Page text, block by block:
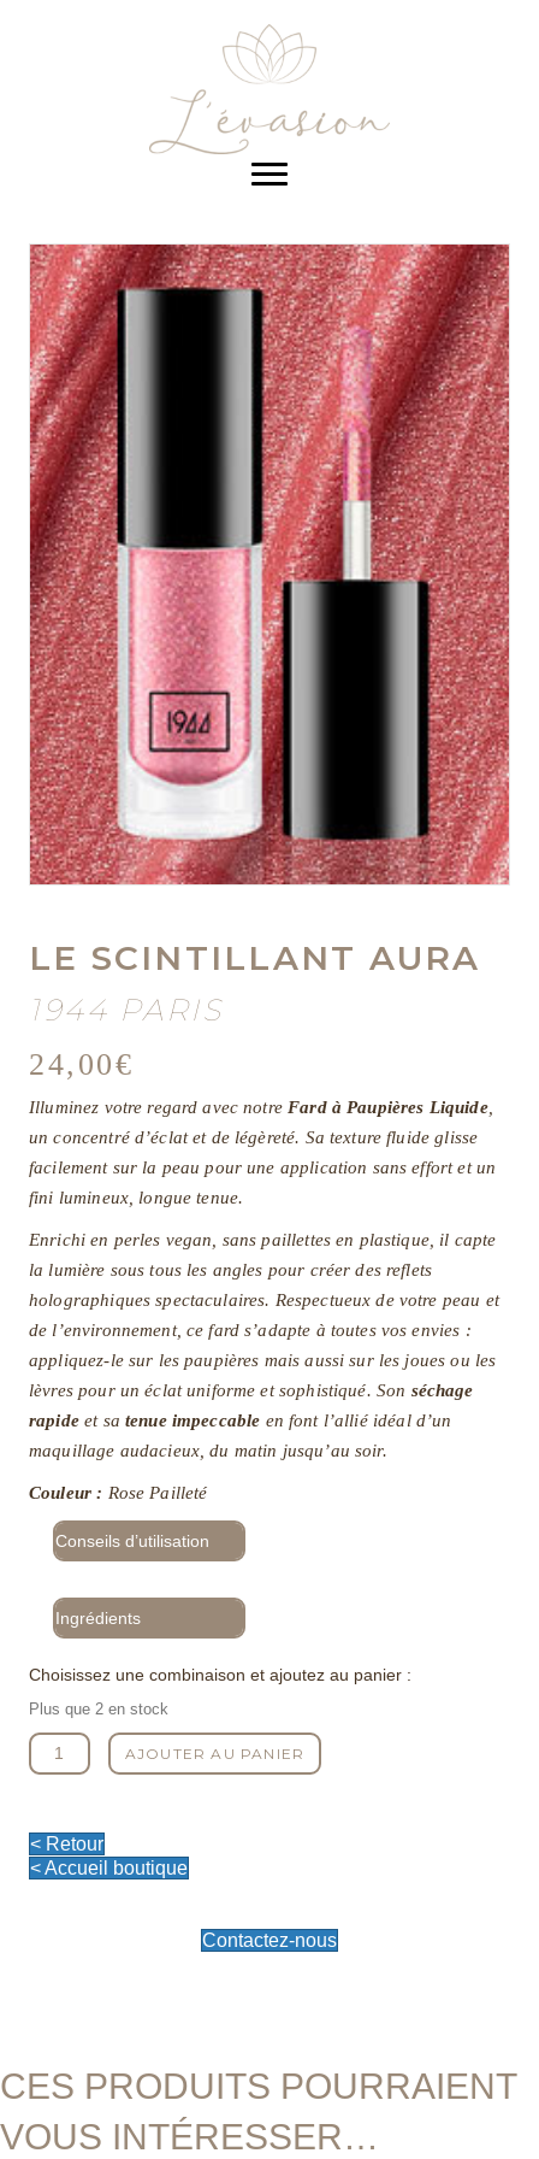
LE SCINTILLANT AURA
1944 PARIS
24,00€
Illuminez votre regard avec notre Fard à Paupières Liquide,
un concentré d’éclat et de légèreté. Sa texture fluide glisse
facilement sur la peau pour une application sans effort et un
fini lumineux, longue tenue.
Enrichi en perles vegan, sans paillettes en plastique, il capte
la lumière sous tous les angles pour créer des reflets
holographiques spectaculaires. Respectueux de votre peau et
de l’environnement, ce fard s’adapte à toutes vos envies :
appliquez-le sur les paupières mais aussi sur les joues ou les
lèvres pour un éclat uniforme et sophistiqué. Son séchage
rapideet sa tenue impeccable en font l’allié idéal d’un
maquillage audacieux, du matin jusqu’au soir.
Couleur : Rose Pailleté
Conseils d’utilisation
Ingrédients
Choisissez une combinaison et ajoutez au panier :
Plus que 2 en stock
quantité
de
Aura
AJOUTER AU PANIER
< Retour
< Accueil boutique
Contactez-nous
CES PRODUITS POURRAIENT
VOUS INTÉRESSER…